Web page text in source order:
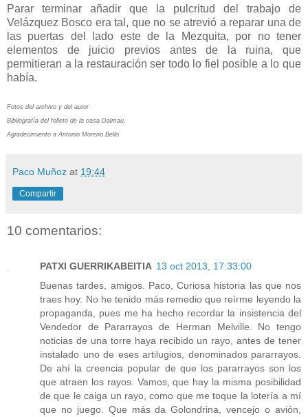
Parar terminar añadir que la pulcritud del trabajo de
Velázquez Bosco era tal, que no se atrevió a reparar una de
las puertas del lado este de la Mezquita, por no tener
elementos de juicio previos antes de la ruina, que
permitieran a la restauración ser todo lo fiel posible a lo que
había.
Fotos del archivo y del autor
Bibliografía del folleto de la casa Dalmau.
Agradecimiento a Antonio Moreno Bello
Paco Muñoz at 19:44
Compartir
10 comentarios:
PATXI GUERRIKABEITIA 13 oct 2013, 17:33:00
Buenas tardes, amigos. Paco, Curiosa historia las que nos
traes hoy. No he tenido más remedio que reírme leyendo la
propaganda, pues me ha hecho recordar la insistencia del
Vendedor de Pararrayos de Herman Melville. No tengo
noticias de una torre haya recibido un rayo, antes de tener
instalado uno de eses artilugios, denominados pararrayos.
De ahí la creencia popular de que los pararrayos son los
que atraen los rayos. Vamos, que hay la misma posibilidad
de que le caiga un rayo, como que me toque la lotería a mí
que no juego. Que más da Golondrina, vencejo o avión,